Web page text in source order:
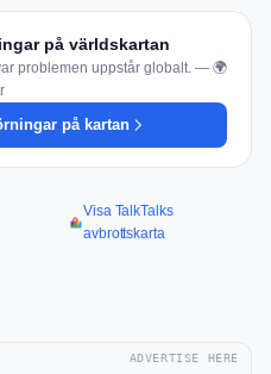
på världskartan
problemen uppstår globalt. — 🌍
på kartan
Visa TalkTalks
avbrottskarta
ADVERTISE HERE